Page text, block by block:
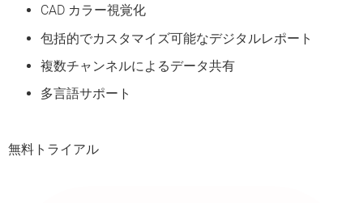
CAD カラー視覚化
包括的でカスタマイズ可能なデジタルレポート
複数チャンネルによるデータ共有
多言語サポート
無料トライアル